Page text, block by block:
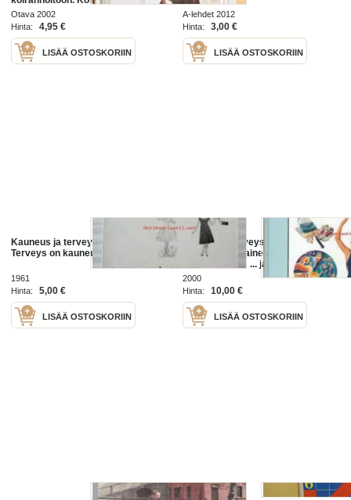
hyvinvointi. Koirarodut.
Otava 2002
Hinta:
4,95 €
LISÄÄ OSTOSKORIIN
A-lehdet 2012
Hinta:
3,00 €
LISÄÄ OSTOSKORIIN
Kauneus ja terveys 1961 nr 5b -
Terveys on kauneutta
1961
Hinta:
5,00 €
LISÄÄ OSTOSKORIIN
Liikunta ja terveys / [suomennos:
Leena Taavitsainen-Petäjä] ;
[asiatarkastus ... ja muokkaus
Suomen oloihin ... Mikael
Fogelholm ... ja muita].
2000
Hinta:
10,00 €
LISÄÄ OSTOSKORIIN